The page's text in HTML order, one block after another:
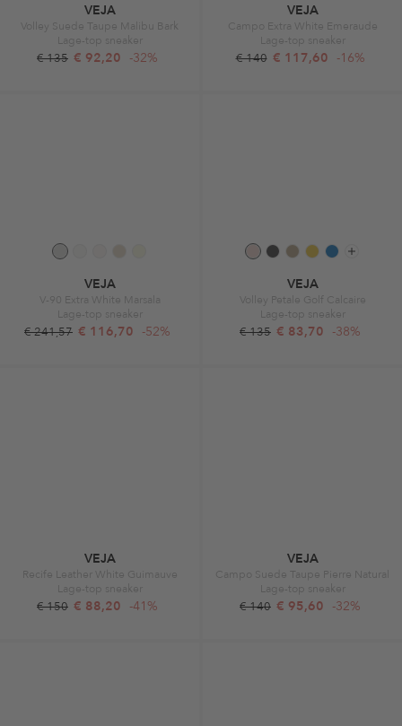
VEJA
Volley Suede Taupe Malibu Bark
Lage-top sneaker
€ 135 € 92,20 -32%
VEJA
Campo Extra White Emeraude
Lage-top sneaker
€ 140 € 117,60 -16%
VEJA
V-90 Extra White Marsala
Lage-top sneaker
€ 241,57 € 116,70 -52%
VEJA
Volley Petale Golf Calcaire
Lage-top sneaker
€ 135 € 83,70 -38%
VEJA
Recife Leather White Guimauve
Lage-top sneaker
€ 150 € 88,20 -41%
VEJA
Campo Suede Taupe Pierre Natural
Lage-top sneaker
€ 140 € 95,60 -32%